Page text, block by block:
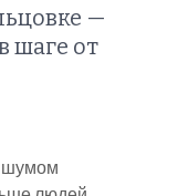
—
шаге от
шумом